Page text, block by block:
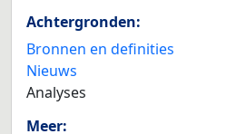
Achtergronden:
Bronnen en definities
Nieuws
Analyses
Meer: